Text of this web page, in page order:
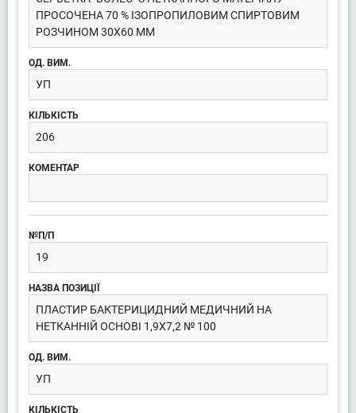
ПРОСОЧЕНА 70 % ІЗОПРОПИЛОВИМ СПИРТОВИМ
РОЗЧИНОМ 30Х60 ММ
УП
206
19
ПЛАСТИР БАКТЕРИЦИДНИЙ МЕДИЧНИЙ НА
НЕТКАННІЙ ОСНОВІ 1,9Х7,2 № 100
УП